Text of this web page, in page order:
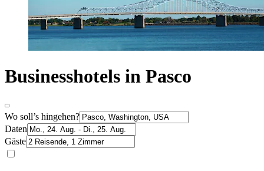
Businesshotels in Pasco
Wo soll’s hingehen?
Daten
Gäste